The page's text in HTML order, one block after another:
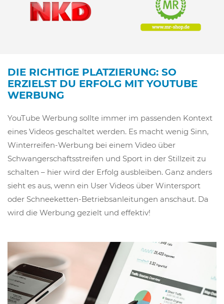
DIE RICHTIGE PLATZIERUNG: SO
ERZIELST DU ERFOLG MIT YOUTUBE
WERBUNG
YouTube Werbung sollte immer im passenden Kontext
eines Videos geschaltet werden. Es macht wenig Sinn,
Winterreifen-Werbung bei einem Video über
Schwangerschaftsstreifen und Sport in der Stillzeit zu
schalten – hier wird der Erfolg ausbleiben. Ganz anders
sieht es aus, wenn ein User Videos über Wintersport
oder Schneeketten-Betriebsanleitungen anschaut. Da
wird die Werbung gezielt und effektiv!